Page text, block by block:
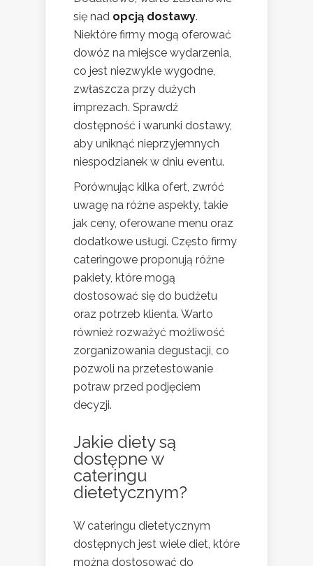
się nad opcją dostawy.
Niektóre firmy mogą oferować
dowóz na miejsce wydarzenia,
co jest niezwykle wygodne,
zwłaszcza przy dużych
imprezach. Sprawdź
dostępność i warunki dostawy,
aby uniknąć nieprzyjemnych
niespodzianek w dniu eventu.
Porównując kilka ofert, zwróć
uwagę na różne aspekty, takie
jak ceny, oferowane menu oraz
dodatkowe usługi. Często firmy
cateringowe proponują różne
pakiety, które mogą
dostosować się do budżetu
oraz potrzeb klienta. Warto
również rozważyć możliwość
zorganizowania degustacji, co
pozwoli na przetestowanie
potraw przed podjęciem
decyzji.
Jakie diety są
dostępne w
cateringu
dietetycznym?
W cateringu dietetycznym
dostępnych jest wiele diet, które
można dostosować do